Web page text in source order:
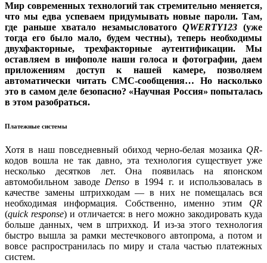
Мир современных технологий так стремительно меняется,
что мы едва успеваем придумывать новые пароли. Там,
где раньше хватало незамысловатогоQWERTY123 (уже
тогда его было мало, будем честны), теперь необходимы
двухфакторные, трехфакторные аутентификации. Мы
оставляем в инфополе наши голоса и фотографии, даем
приложениям доступ к нашей камере, позволяем
автоматически читать СМС-сообщения… Но насколько
это в самом деле безопасно? «Научная Россия» попыталась
в этом разобраться.
Платежные системы
Хотя в наш повседневный обиход черно-белая мозаика QR-
кодов вошла не так давно, эта технология существует уже
несколько десятков лет. Она появилась на японском
автомобильном заводе Denso в 1994 г. и использовалась в
качестве замены штрихкодам — в них не помещалась вся
необходимая информация. Собственно, именно этим QR
(quick response) и отличается: в него можно закодировать куда
больше данных, чем в штрихкод. И из-за этого технология
быстро вышла за рамки местечкового автопрома, а потом и
вовсе распространилась по миру и стала частью платежных
систем.